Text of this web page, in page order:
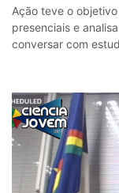
Ação teve o
presenciais e
conversar com